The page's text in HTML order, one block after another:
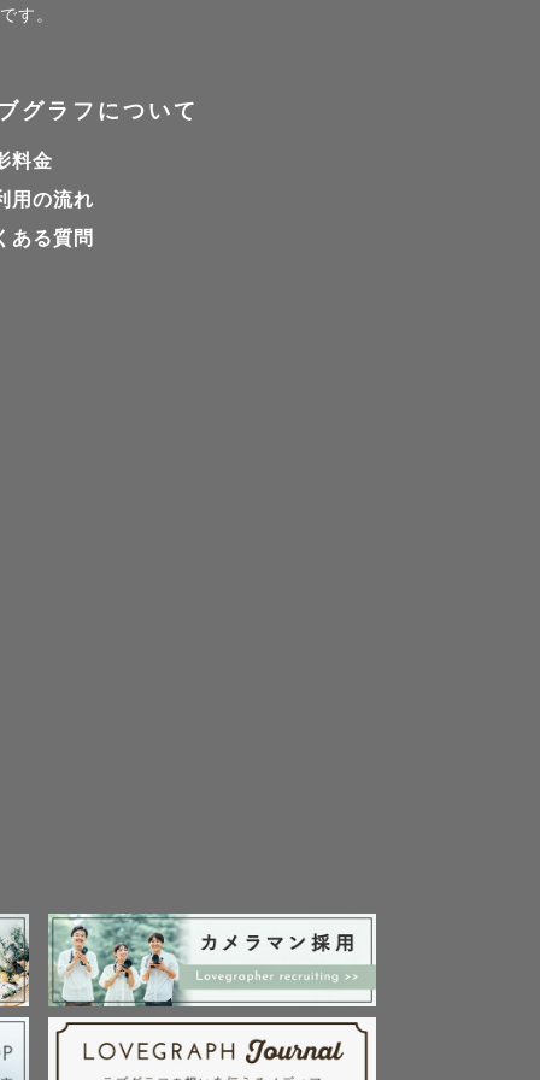
。
さい🌸
す。
グラフについて
料金
用の流れ
ある質問